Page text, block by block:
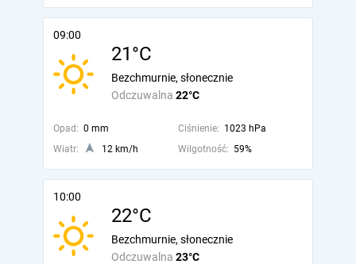
09:00
21°C
Odczuwalna 22°C
Bezchmurnie, słonecznie
Opad: 0 mm Ciśnienie: 1023 hPa
Wiatr:
12 km/h Wilgotność: 59%
10:00
22°C
Odczuwalna 23°C
Bezchmurnie, słonecznie